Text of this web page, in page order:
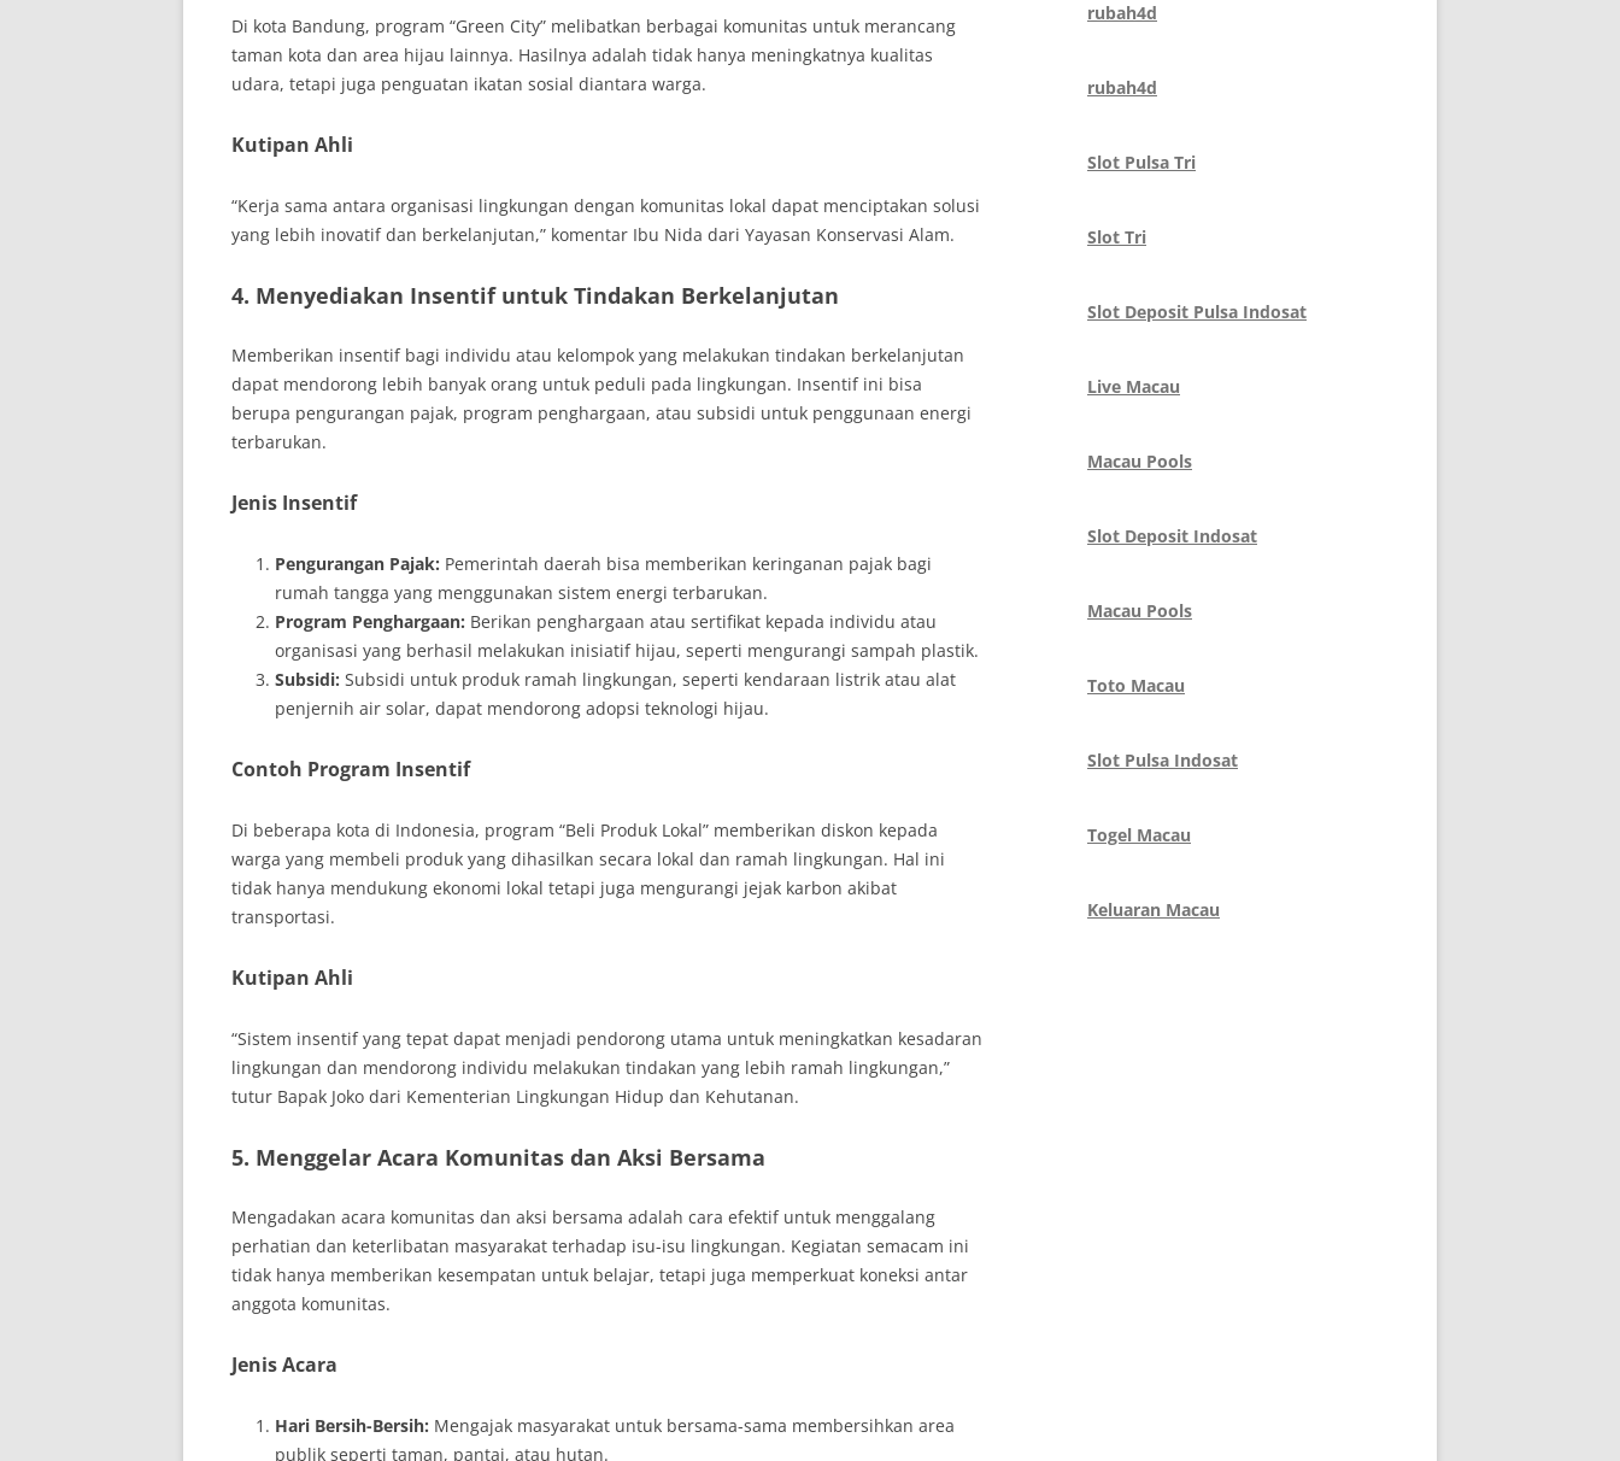
Di kota Bandung, program “Green City” melibatkan berbagai komunitas untuk merancang
taman kota dan area hijau lainnya. Hasilnya adalah tidak hanya meningkatnya kualitas
udara, tetapi juga penguatan ikatan sosial diantara warga.
Kutipan Ahli
“Kerja sama antara organisasi lingkungan dengan komunitas lokal dapat menciptakan solusi
yang lebih inovatif dan berkelanjutan,” komentar Ibu Nida dari Yayasan Konservasi Alam.
4. Menyediakan Insentif untuk Tindakan Berkelanjutan
Memberikan insentif bagi individu atau kelompok yang melakukan tindakan berkelanjutan
dapat mendorong lebih banyak orang untuk peduli pada lingkungan. Insentif ini bisa
berupa pengurangan pajak, program penghargaan, atau subsidi untuk penggunaan energi
terbarukan.
Jenis Insentif
Pengurangan Pajak: Pemerintah daerah bisa memberikan keringanan pajak bagi
rumah tangga yang menggunakan sistem energi terbarukan.
Program Penghargaan: Berikan penghargaan atau sertifikat kepada individu atau
organisasi yang berhasil melakukan inisiatif hijau, seperti mengurangi sampah plastik.
Subsidi: Subsidi untuk produk ramah lingkungan, seperti kendaraan listrik atau alat
penjernih air solar, dapat mendorong adopsi teknologi hijau.
Contoh Program Insentif
Di beberapa kota di Indonesia, program “Beli Produk Lokal” memberikan diskon kepada
warga yang membeli produk yang dihasilkan secara lokal dan ramah lingkungan. Hal ini
tidak hanya mendukung ekonomi lokal tetapi juga mengurangi jejak karbon akibat
transportasi.
Kutipan Ahli
“Sistem insentif yang tepat dapat menjadi pendorong utama untuk meningkatkan kesadaran
lingkungan dan mendorong individu melakukan tindakan yang lebih ramah lingkungan,”
tutur Bapak Joko dari Kementerian Lingkungan Hidup dan Kehutanan.
5. Menggelar Acara Komunitas dan Aksi Bersama
Mengadakan acara komunitas dan aksi bersama adalah cara efektif untuk menggalang
perhatian dan keterlibatan masyarakat terhadap isu-isu lingkungan. Kegiatan semacam ini
tidak hanya memberikan kesempatan untuk belajar, tetapi juga memperkuat koneksi antar
anggota komunitas.
Jenis Acara
Hari Bersih-Bersih: Mengajak masyarakat untuk bersama-sama membersihkan area
publik seperti taman, pantai, atau hutan.
rubah4d
rubah4d
Slot Pulsa Tri
Slot Tri
Slot Deposit Pulsa Indosat
Live Macau
Macau Pools
Slot Deposit Indosat
Macau Pools
Toto Macau
Slot Pulsa Indosat
Togel Macau
Keluaran Macau